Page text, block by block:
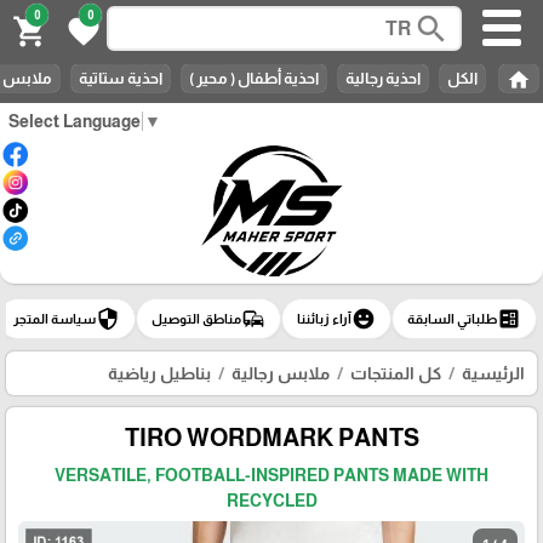
Select Language ▼
search
0
favorite
0
shopping_cart
home الكل احذية رجالية احذية أطفال ( محير ) احذية ستاتية ملابس
ballotطلباتي السابقة emoji_emotionsآراء زبائننا commuteمناطق التوصيل securityسياسة المتجر
الرئيسية كل المنتجات ملابس رجالية بناطيل رياضية
TIRO WORDMARK PANTS
VERSATILE, FOOTBALL-INSPIRED PANTS MADE WITH
RECYCLED